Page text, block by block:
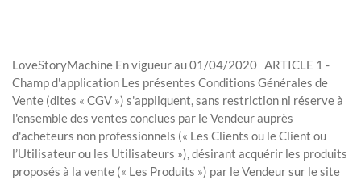
LoveStoryMachine En vigueur au 01/04/2020 ARTICLE 1 -
Champ d'application Les présentes Conditions Générales de
Vente (dites « CGV ») s'appliquent, sans restriction ni réserve à
l'ensemble des ventes conclues par le Vendeur auprès
d'acheteurs non professionnels (« Les Clients ou le Client ou
l’Utilisateur ou les Utilisateurs »), désirant acquérir les produits
proposés à la vente (« Les Produits ») par le Vendeur sur le site